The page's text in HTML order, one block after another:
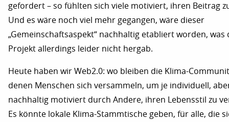
gefordert – so fühlten sich viele motiviert, ihren Beitrag
Und es wäre noch viel mehr gegangen, wäre dieser
„Gemeinschaftsaspekt“ nachhaltig etabliert worden, was
Projekt allerdings leider nicht hergab.
Heute haben wir Web2.0: wo bleiben die Klima-
denen Menschen sich versammeln, um je individuell,
nachhaltig motiviert durch Andere, ihren Lebensstil zu
Es könnte lokale Klima-Stammtische geben, für alle, die